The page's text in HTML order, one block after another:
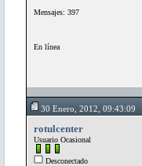
Mensajes: 397
En línea
30 Enero, 2012, 09:43:09
rotulcenter
Usuario Ocasional
Desconectado